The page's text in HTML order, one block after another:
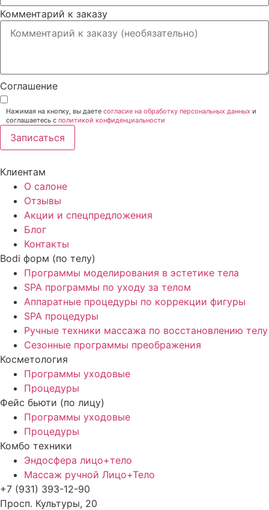
Комментарий к заказу
Соглашение
Нажимая на кнопку, вы даете согласие на обработку персональных данных и
соглашаетесь c политикой конфиденциальности
Записаться
Клиентам
О салоне
Отзывы
Акции и спецпредложения
Блог
Контакты
Bodi форм (по телу)
Программы моделирования в эстетике тела
SPA программы по уходу за телом
Аппаратные процедуры по коррекции фигуры
SPA процедуры
Ручные техники массажа по восстановлению телу
Сезонные программы преображения
Косметология
Программы уходовые
Процедуры
Фейс бьюти (по лицу)
Программы уходовые
Процедуры
Комбо техники
Эндосфера лицо+тело
Массаж ручной Лицо+Тело
+7 (931) 393-12-90
Просп. Культуры, 20